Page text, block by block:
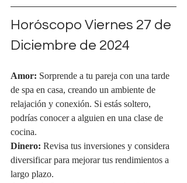
Horóscopo Viernes 27 de
Diciembre de 2024
Amor: Sorprende a tu pareja con una tarde
de spa en casa, creando un ambiente de
relajación y conexión. Si estás soltero,
podrías conocer a alguien en una clase de
cocina.
Dinero: Revisa tus inversiones y considera
diversificar para mejorar tus rendimientos a
largo plazo.